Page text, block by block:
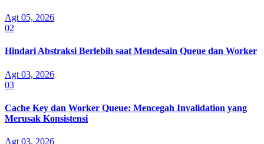
Agt 05, 2026
02
Hindari Abstraksi Berlebih saat Mendesain Queue dan Worker
Agt 03, 2026
03
Cache Key dan Worker Queue: Mencegah Invalidation yang
Merusak Konsistensi
Agt 03, 2026